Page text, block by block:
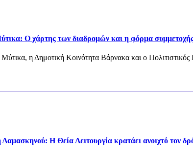
Ο χάρτης των διαδρομών και η φόρμα
η Δημοτική Κοινότητα Βάρνακα και ο Πολιτιστικός
Η Θεία Λειτουργία κρατάει ανοιχτό τον